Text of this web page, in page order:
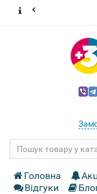
Головна
Відгуки